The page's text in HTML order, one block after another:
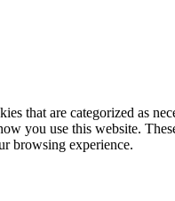
that are categorized as
you use this website.
browsing experience.